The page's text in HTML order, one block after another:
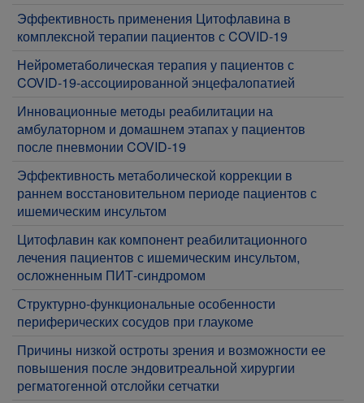
​Эффективность применения Цитофлавина в
комплексной терапии пациентов с COVID-19
​Нейрометаболическая терапия у пациентов с
COVID-19-ассоциированной энцефалопатией
Инновационные методы реабилитации на
амбулаторном и домашнем этапах у пациентов
после пневмонии COVID-19
​Эффективность метаболической коррекции в
раннем восстановительном периоде пациентов с
ишемическим инсультом
​Цитофлавин как компонент реабилитационного
лечения пациентов с ишемическим инсультом,
осложненным ПИТ-синдромом
​Структурно-функциональные особенности
периферических сосудов при глаукоме
​Причины низкой остроты зрения и возможности ее
повышения после эндовитреальной хирургии
регматогенной отслойки сетчатки